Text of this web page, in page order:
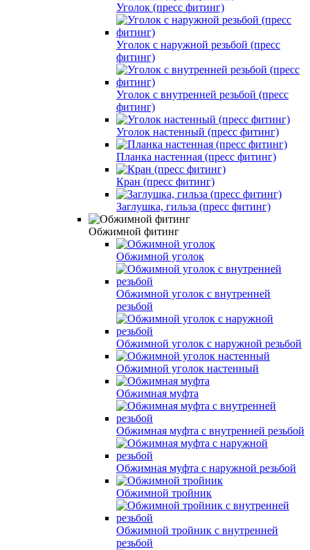
Уголок (пресс фитинг)
Уголок с наружной резьбой (пресс
фитинг)
Уголок с внутренней резьбой (пресс
фитинг)
Уголок настенный (пресс фитинг)
Планка настенная (пресс фитинг)
Кран (пресс фитинг)
Заглушка, гильза (пресс фитинг)
Обжимной фитинг
Обжимной уголок
Обжимной уголок с внутренней
резьбой
Обжимной уголок с наружной резьбой
Обжимной уголок настенный
Обжимная муфта
Обжимная муфта с внутренней резьбой
Обжимная муфта с наружной резьбой
Обжимной тройник
Обжимной тройник с внутренней
резьбой